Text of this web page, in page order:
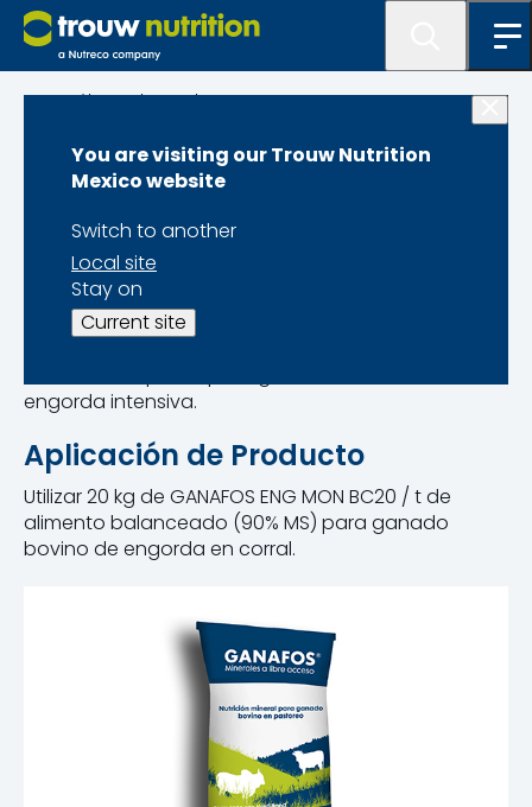
You are visiting our Trouw Nutrition
Mexico website
Switch to another
Local site
Stay on
Current site
Catálogo de Productos
Ganafos Eng Mon
BC20
engorda intensiva.
Aplicación de Producto
Utilizar 20 kg de GANAFOS ENG MON BC20 / t de
alimento balanceado (90% MS) para ganado
bovino de engorda en corral.